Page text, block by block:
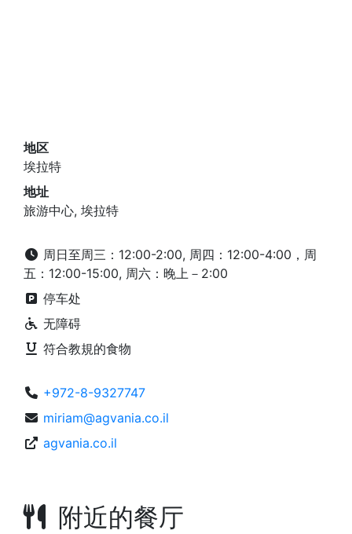
地区
埃拉特
地址
旅游中心, 埃拉特
周日至周三：12:00-2:00, 周四：12:00-4:00，周
五：12:00-15:00, 周六：晚上－2:00
停车处
无障碍
符合教規的食物
+972-8-9327747
miriam@agvania.co.il
agvania.co.il
附近的餐厅